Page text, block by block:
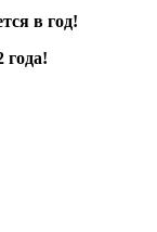
в год!
года!